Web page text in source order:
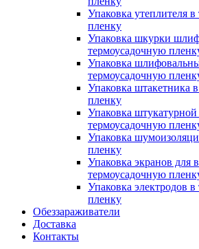
Упаковка утеплителя
пленку
Упаковка шкурки
термоусадочную
Упаковка
термоусадочную
Упаковка штакетника
пленку
Упаковка штукатурной
термоусадочную
Упаковка
пленку
Упаковка экранов для
термоусадочную
Упаковка электродов
пленку
Обеззараживатели
Доставка
Контакты